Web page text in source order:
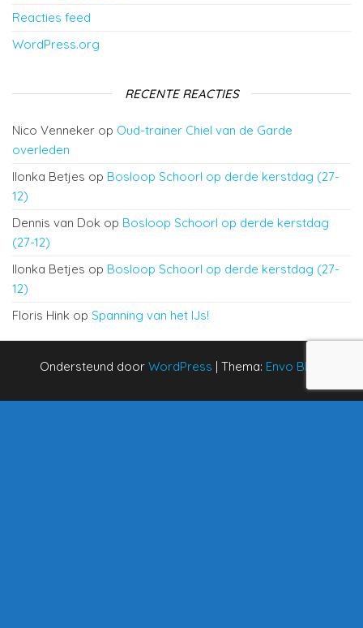
Reacties feed
WordPress.org
RECENTE REACTIES
Nico Venneker op Oud-trainer Chiel van de Garde
overleden
Ilonka Betjes op Bosloop Schoorl op derde kerstdag (27-
12)
Dennis van Dok op Bosloop Schoorl op derde kerstdag
(27-12)
Ilonka Betjes op Bosloop Schoorl op derde kerstdag (27-
12)
Floris Hink op Spanning van het IJs!
Ondersteund door WordPress | Thema: Envo Blog